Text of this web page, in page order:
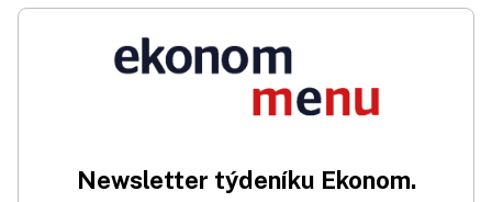
Newsletter týdeníku Ekonom.